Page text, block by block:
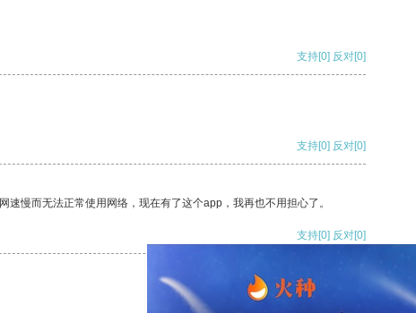
支持[0] 反对[0]
支持[0] 反对[0]
慢而无法正常使用网络，现在有了这个app，我再也不用担心了。
支持[0] 反对[0]